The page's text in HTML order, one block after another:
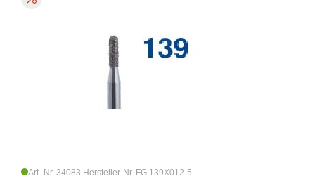
Art.-Nr. 34083 Hersteller-Nr. FG 139X012-5